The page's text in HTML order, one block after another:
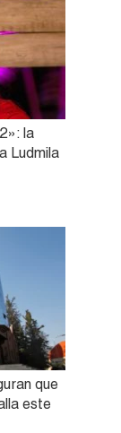
la
Ludmila
que
este